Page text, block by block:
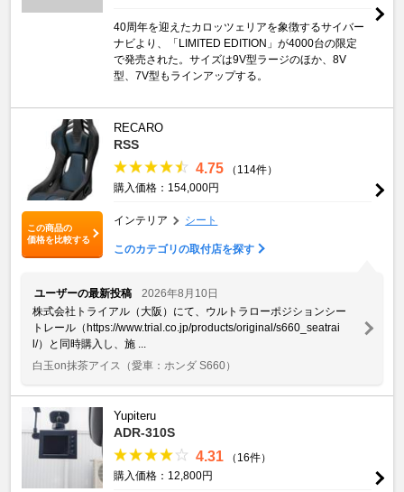
40周年を迎えたカロッツェリアを象徴するサイバー
ナビより、「LIMITED EDITION」が4000台の限定
で発売された。サイズは9V型ラージのほか、8V
型、7V型もラインアップする。
この商品の
価格を比較する
RECARO
RSS
4.75
（114件）
購入価格：154,000円
インテリア シート
このカテゴリの取付店を探す
ユーザーの最新投稿
2026年8月10日
株式会社トライアル（大阪）にて、ウルトラローポジションシー
トレール（https://www.trial.co.jp/products/original/s660_seatrai
l/）と同時購入し、施 ...
白玉on抹茶アイス
（愛車：ホンダ S660）
Yupiteru
ADR-310S
4.31
（16件）
購入価格：12,800円